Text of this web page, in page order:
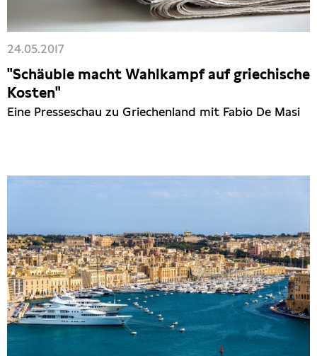
24.05.2017
"Schäuble macht Wahlkampf auf griechische
Kosten"
Eine Presseschau zu Griechenland mit Fabio De Masi